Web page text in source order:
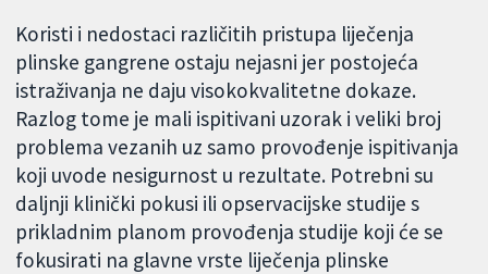
Koristi i nedostaci različitih pristupa liječenja
plinske gangrene ostaju nejasni jer postojeća
istraživanja ne daju visokokvalitetne dokaze.
Razlog tome je mali ispitivani uzorak i veliki broj
problema vezanih uz samo provođenje ispitivanja
koji uvode nesigurnost u rezultate. Potrebni su
daljnji klinički pokusi ili opservacijske studije s
prikladnim planom provođenja studije koji će se
fokusirati na glavne vrste liječenja plinske